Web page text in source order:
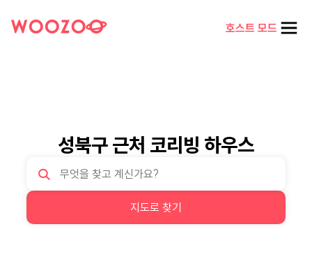
호스트 모드
성북구 근처 코리빙 하우스
지도로 찾기